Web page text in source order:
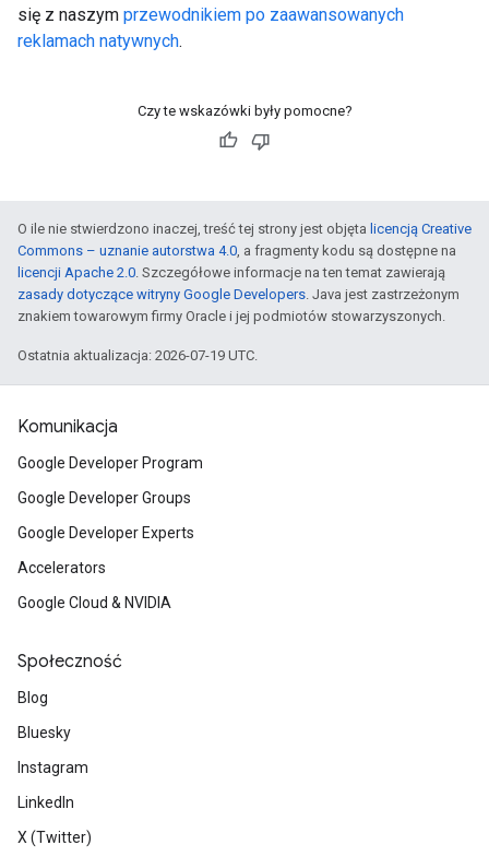
się z naszym przewodnikiem po zaawansowanych
reklamach natywnych.
Czy te wskazówki były pomocne?
O ile nie stwierdzono inaczej, treść tej strony jest objęta licencją Creative
Commons – uznanie autorstwa 4.0, a fragmenty kodu są dostępne na
licencji Apache 2.0. Szczegółowe informacje na ten temat zawierają
zasady dotyczące witryny Google Developers. Java jest zastrzeżonym
znakiem towarowym firmy Oracle i jej podmiotów stowarzyszonych.
Ostatnia aktualizacja: 2026-07-19 UTC.
Komunikacja
Google Developer Program
Google Developer Groups
Google Developer Experts
Accelerators
Google Cloud & NVIDIA
Społeczność
Blog
Bluesky
Instagram
LinkedIn
X (Twitter)